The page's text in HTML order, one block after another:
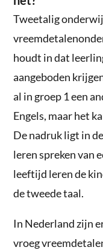
Tweetalig
houdt in dat
aangeboden
al in groep 1 een
Engels, maar het
De nadruk ligt in
leren spreken van
leeftijd leren de
de tweede taal.
In Nederland zijn
vroeg